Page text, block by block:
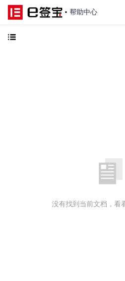
▪ 帮助中心
没有找到当前文档，看